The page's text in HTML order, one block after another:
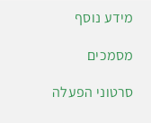
מידע נוסף
מסמכים
סרטוני הפעלה